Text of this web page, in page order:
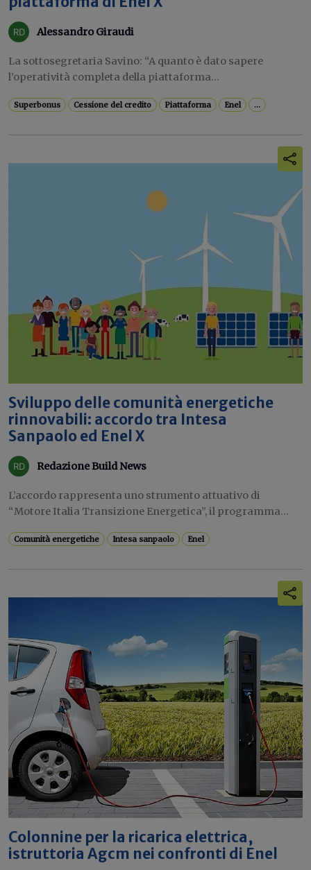
Alessandro Giraudi
La sottosegretaria Savino: “A quanto è dato sapere
l’operatività completa della piattaforma...
Superbonus Cessione del credito Piattaforma Enel ...
Sviluppo delle comunità energetiche
rinnovabili: accordo tra Intesa
Sanpaolo ed Enel X
Redazione Build News
L’accordo rappresenta uno strumento attuativo di
“Motore Italia Transizione Energetica”, il programma...
Comunità energetiche Intesa sanpaolo Enel
Colonnine per la ricarica elettrica,
istruttoria Agcm nei confronti di Enel